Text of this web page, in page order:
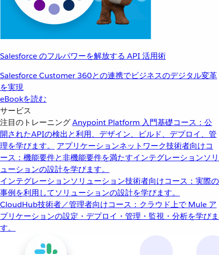
Salesforce のフルパワーを解放する API 活用術
Salesforce Customer 360との連携でビジネスのデジタル変革
を実現
eBookを読む
サービス
注目のトレーニングAnypoint Platform 入門基礎コース：公
開されたAPIの検出と利用、デザイン、ビルド、デプロイ、管
理を学びます。
アプリケーションネットワーク技術者向けコ
ース：機能要件と非機能要件を満たすインテグレーションソリ
ューションの設計を学びます。
インテグレーションソリューション技術者向けコース：実際の
事例を利用してソリューションの設計を学びます。
CloudHub技術者／管理者向けコース：クラウド上で Mule ア
プリケーションの設定・デプロイ・管理・監視・分析を学びま
す。